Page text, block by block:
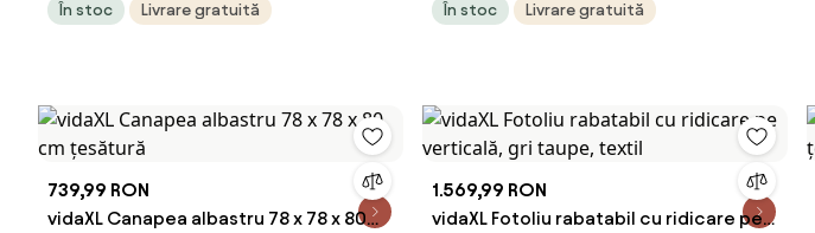
În stoc
Livrare gratuită
În stoc
Livrare gratuită
739,99 RON
vidaXL Canapea albastru 78 x 78 x 80
1.569,99 RON
vidaXL Fotoliu rabatabil cu ridicare pe